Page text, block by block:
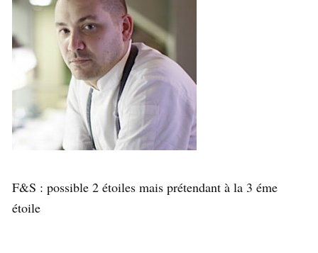
F&S : possible 2 étoiles mais prétendant à la 3 éme
étoile